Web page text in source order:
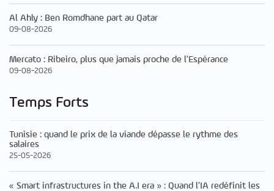
Al Ahly : Ben Romdhane part au Qatar
09-08-2026
Mercato : Ribeiro, plus que jamais proche de l’Espérance
09-08-2026
Temps Forts
Tunisie : quand le prix de la viande dépasse le rythme des
salaires
25-05-2026
« Smart infrastructures in the A.I era » : Quand l’IA redéfinit les